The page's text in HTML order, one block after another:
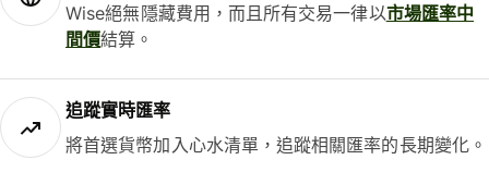
Wise絕無隱藏費用，而且所有交易一律以市場匯率中
間價結算。
追蹤實時匯率
將首選貨幣加入心水清單，追蹤相關匯率的長期變化。